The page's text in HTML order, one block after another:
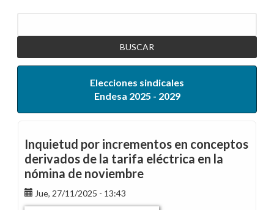
Elecciones sindicales
Endesa 2025 - 2029
Inquietud por incrementos en conceptos
derivados de la tarifa eléctrica en la
nómina de noviembre
Jue, 27/11/2025 - 13:43